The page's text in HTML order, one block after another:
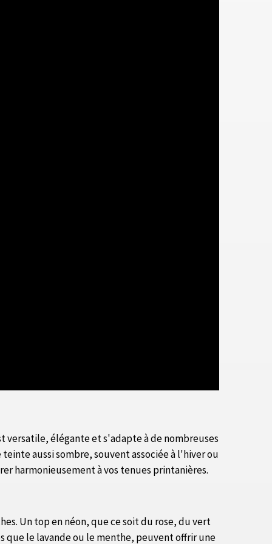
versatile, élégante et s'adapte à de nombreuses
aussi sombre, souvent associée à l'hiver ou
harmonieusement à vos tenues printanières.
Un top en néon, que ce soit du rose, du vert
que le lavande ou le menthe, peuvent offrir une